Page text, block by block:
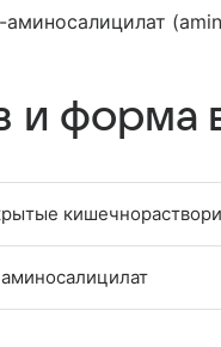
аминосалицилат
и форма